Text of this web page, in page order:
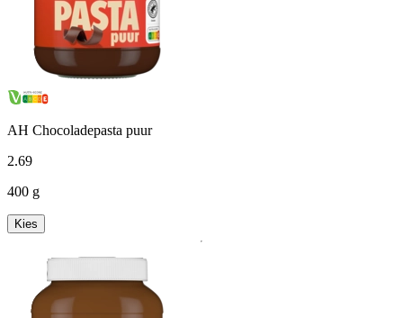
AH Chocoladepasta puur
2.69
400 g
Kies